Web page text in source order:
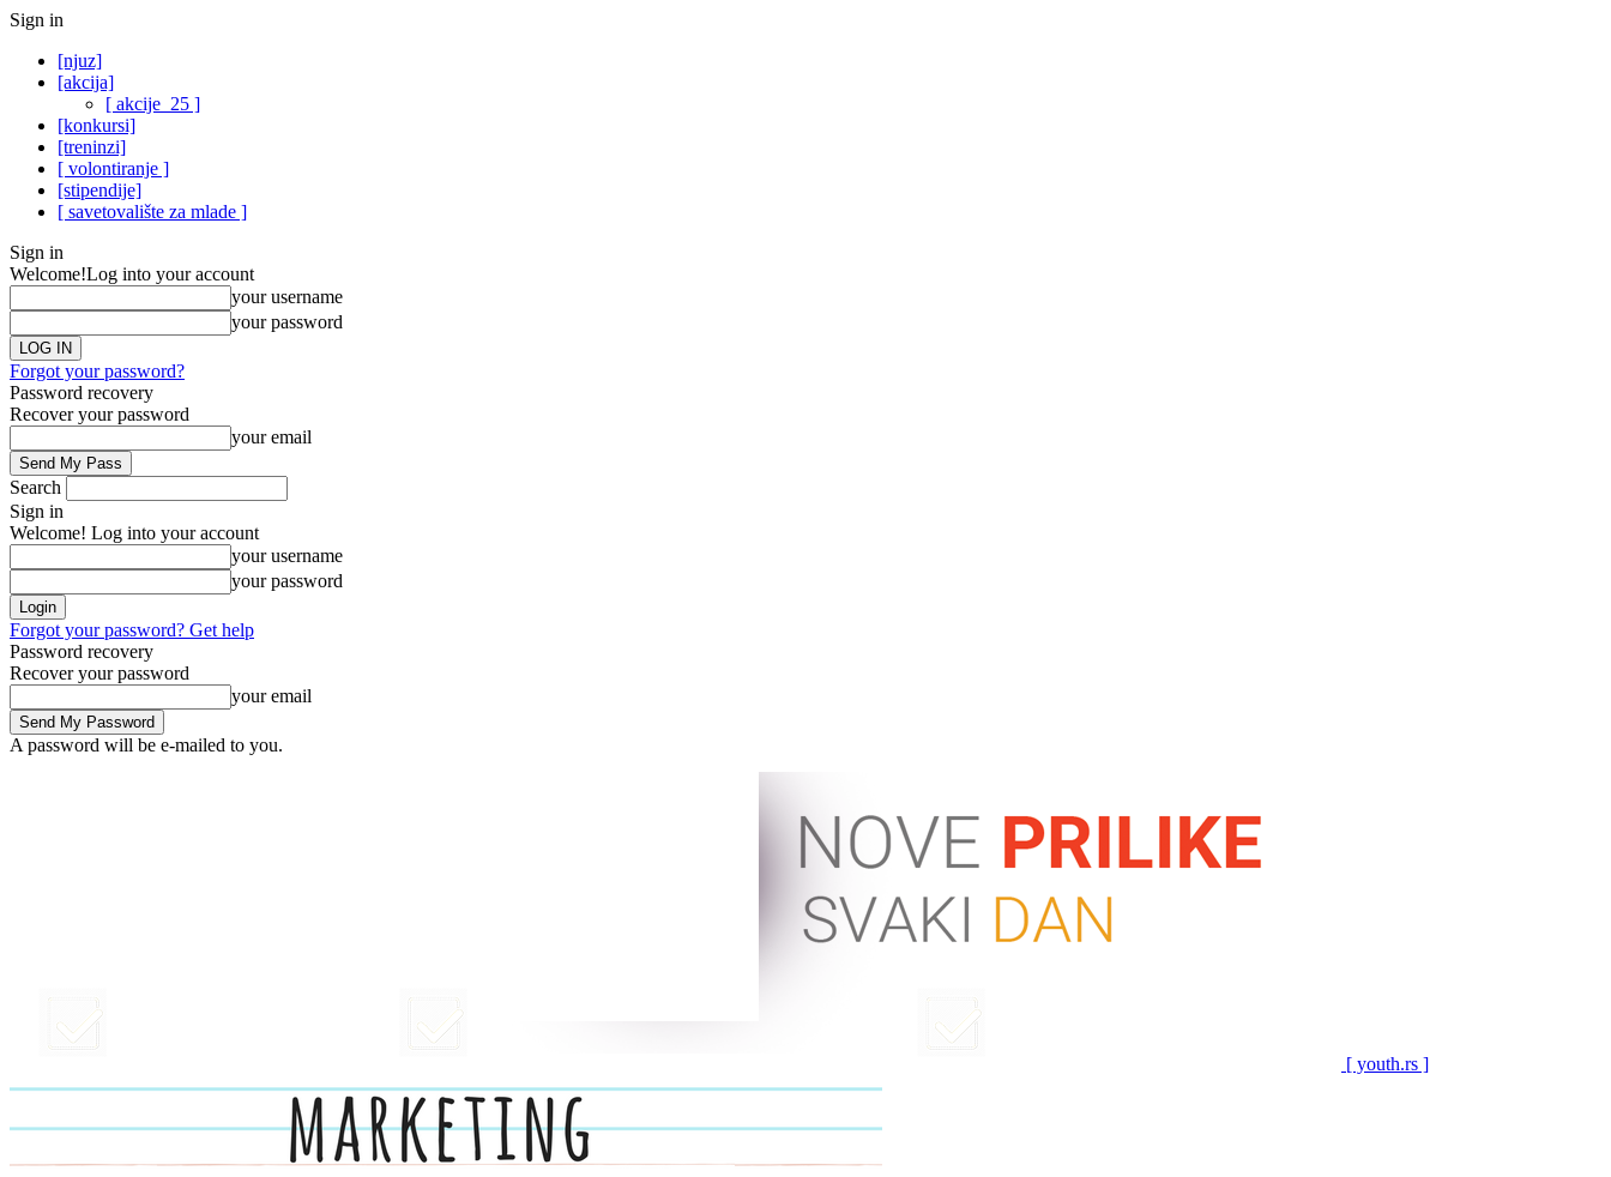
Sign in
[njuz]
[akcija]
[ akcije_25 ]
[konkursi]
[treninzi]
[ volontiranje ]
[stipendije]
[ savetovalište za mlade ]
Sign in
Welcome!Log into your account
your username
your password
Forgot your password?
Password recovery
Recover your password
your email
Search
Sign in
Welcome! Log into your account
your username
your password
Forgot your password? Get help
Password recovery
Recover your password
your email
A password will be e-mailed to you.
[ youth.rs ]